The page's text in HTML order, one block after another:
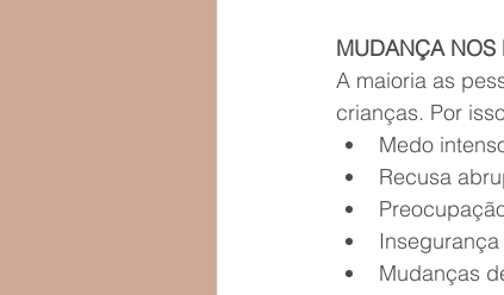
MUDANÇA NOS
A maioria as
crianças. Por
Medo
Recusa
Mudanças